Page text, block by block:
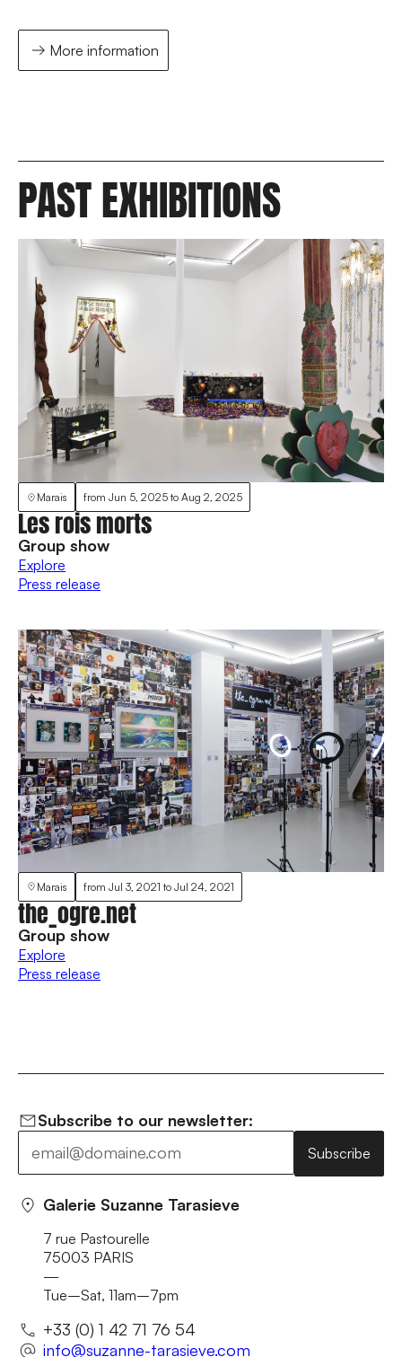
More information
PAST EXHIBITIONS
Marais from Jun 5, 2025 to Aug 2, 2025
Les rois morts
Group show
Explore
Press release
Marais from Jul 3, 2021 to Jul 24, 2021
the_ogre.net
Group show
Explore
Press release
Galerie Suzanne Tarasieve
7 rue Pastourelle
75003 PARIS
—
Tue–Sat, 11am–7pm
+33 (0) 1 42 71 76 54
info@suzanne-tarasieve.com
Subscribe to our newsletter:
Subscribe